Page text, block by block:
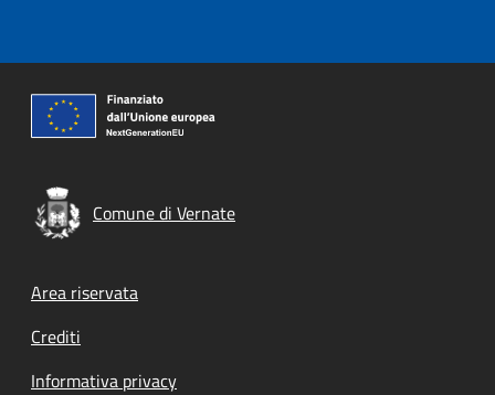
Comune di Vernate
Footer menu
Area riservata
Crediti
Informativa privacy